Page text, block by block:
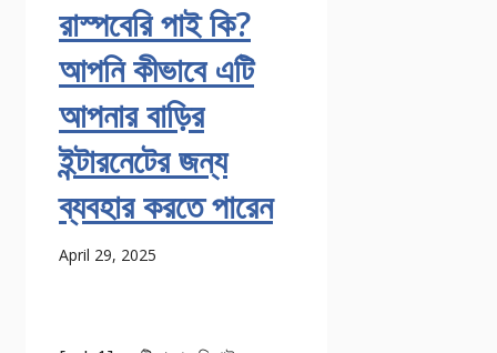
রাস্পবেরি পাই কি?
আপনি কীভাবে এটি
আপনার বাড়ির
ইন্টারনেটের জন্য
ব্যবহার করতে পারেন
April 29, 2025